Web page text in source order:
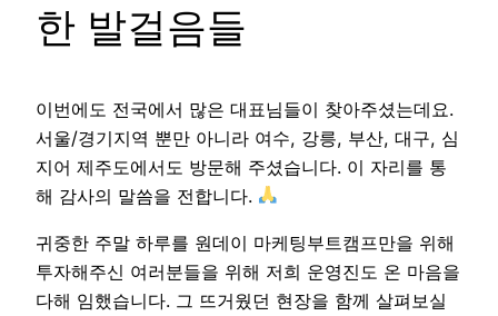
한 발걸음들
이번에도 전국에서 많은 대표님들이 찾아주셨는데요.
서울/경기지역 뿐만 아니라 여수, 강릉, 부산, 대구, 심
지어 제주도에서도 방문해 주셨습니다. 이 자리를 통
해 감사의 말씀을 전합니다.
귀중한 주말 하루를 원데이 마케팅부트캠프만을 위해
투자해주신 여러분들을 위해 저희 운영진도 온 마음을
다해 임했습니다. 그 뜨거웠던 현장을 함께 살펴보실